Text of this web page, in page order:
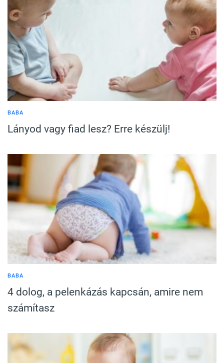
BABA
Lányod vagy fiad lesz? Erre készülj!
BABA
4 dolog, a pelenkázás kapcsán, amire nem
számítasz